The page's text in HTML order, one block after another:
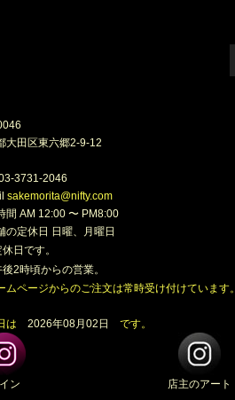
大田区東六郷2-9-12
3731-2046
sakemorita@nifty.com
間 AM 12:00 〜 PM8:00
の定休日 日曜、月曜日
日です。
2時頃からの営業。
ムページからのご注文は常時受け付けています。
は 2026年08月02日 です。
ン 店主のアート